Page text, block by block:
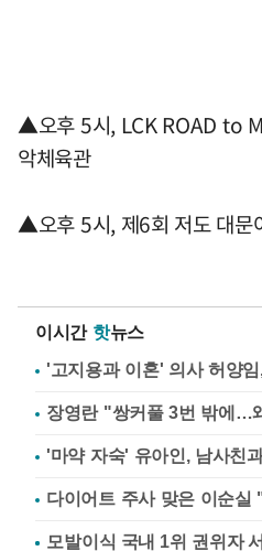
▲오후 5시, LCK ROAD to
악체육관
▲오후 5시, 제6회 저도 대문
이시간 핫뉴스
'고지용과 이혼' 의사 허양
장영란 "쌍커풀 3번 밖에…
'마약 자숙' 유아인, 남사친
다이어트 주사 맞은 이순실